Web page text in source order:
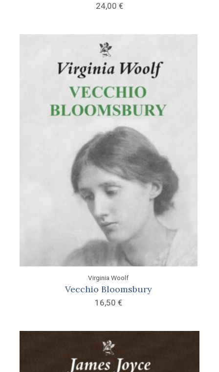
24,00 €
Virginia Woolf
Vecchio Bloomsbury
16,50 €